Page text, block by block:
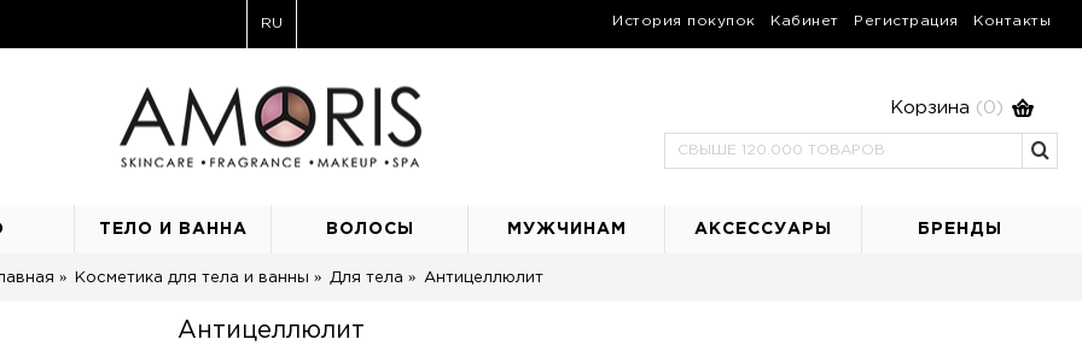
RU История покупок Кабинет Регистрация Контакты
Корзина (0)
ТЕЛО И ВАННА ВОЛОСЫ МУЖЧИНАМ АКСЕССУАРЫ БРЕНДЫ
Косметика для тела и ванны Для тела Антицеллюлит
Антицеллюлит